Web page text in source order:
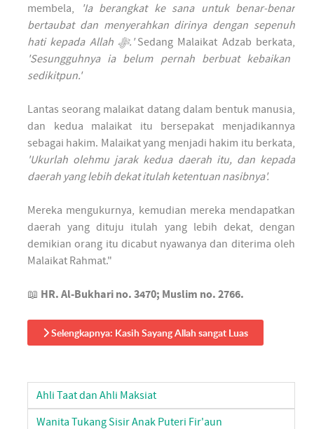
membela,
'Ia berangkat ke sana untuk benar-benar
bertaubat dan menyerahkan dirinya dengan sepenuh
hati kepada Allah ﷻ.' Sedang Malaikat Adzab berkata,
'Sesungguhnya ia belum pernah berbuat kebaikan
sedikitpun.'
Lantas seorang malaikat datang dalam bentuk manusia,
dan kedua malaikat itu bersepakat menjadikannya
sebagai hakim. Malaikat yang menjadi hakim itu berkata,
'Ukurlah olehmu jarak kedua daerah itu, dan kepada
daerah yang lebih dekat itulah ketentuan nasibnya'.
Mereka mengukurnya, kemudian mereka mendapatkan
daerah yang dituju itulah yang lebih dekat, dengan
demikian orang itu dicabut nyawanya dan diterima oleh
Malaikat Rahmat."
📖 HR. Al-Bukhari no. 3470; Muslim no. 2766.
Selengkapnya: Kasih Sayang Allah sangat Luas
Ahli Taat dan Ahli Maksiat
Wanita Tukang Sisir Anak Puteri Fir'aun